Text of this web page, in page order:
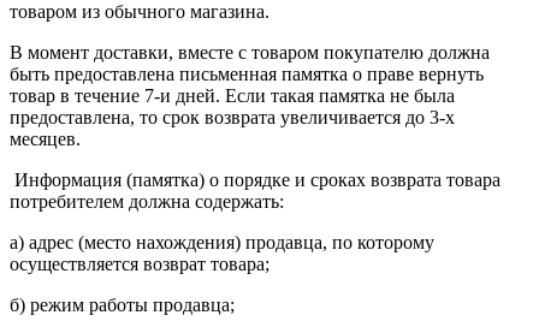
товаром из обычного магазина.
В момент доставки, вместе с товаром покупателю должна
быть предоставлена письменная памятка о праве вернуть
товар в течение 7-и дней. Если такая памятка не была
предоставлена, то срок возврата увеличивается до 3-х
месяцев.
Информация (памятка) о порядке и сроках возврата товара
потребителем должна содержать:
а) адрес (место нахождения) продавца, по которому
осуществляется возврат товара;
б) режим работы продавца;